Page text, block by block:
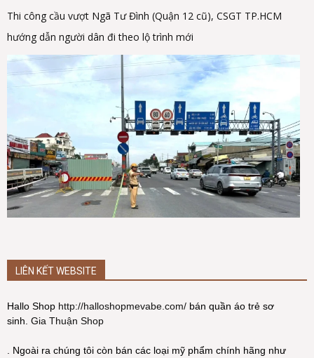
Thi công cầu vượt Ngã Tư Đình (Quận 12 cũ), CSGT TP.HCM
hướng dẫn người dân đi theo lộ trình mới
LIÊN KẾT WEBSITE
Hallo Shop http://halloshopmevabe.com/ bán quần áo trẻ sơ
sinh. Gia Thuận Shop
. Ngoài ra chúng tôi còn bán các loại mỹ phẩm chính hãng như